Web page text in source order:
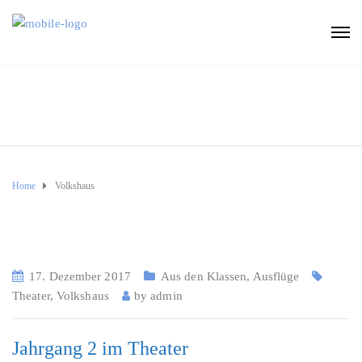
Home Volkshaus
17. Dezember 2017 Aus den Klassen, Ausflüge
Theater, Volkshaus byadmin
Jahrgang 2 im Theater